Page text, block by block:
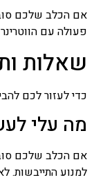
אם הכלב שלכם
פעולה עם
שאלות
כדי לעזור לכם
מה עלי
למנוע התייבשות.